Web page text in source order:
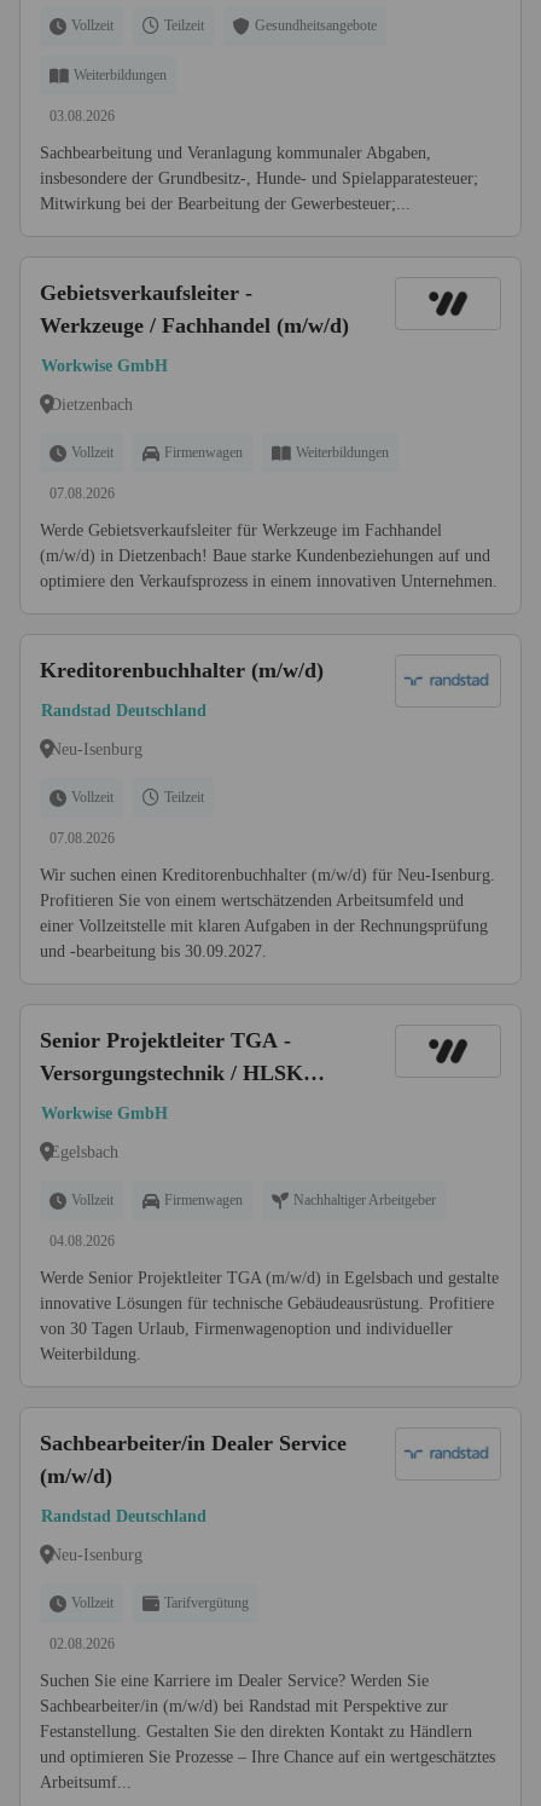
Vollzeit Teilzeit Gesundheitsangebote
Weiterbildungen
03.08.2026
Sachbearbeitung und Veranlagung kommunaler Abgaben,
insbesondere der Grundbesitz-, Hunde- und Spielapparatesteuer;
Mitwirkung bei der Bearbeitung der Gewerbesteuer;...
Gebietsverkaufsleiter -
Werkzeuge / Fachhandel (m/w/d)
Workwise GmbH
Dietzenbach
Vollzeit Firmenwagen Weiterbildungen
07.08.2026
Werde Gebietsverkaufsleiter für Werkzeuge im Fachhandel
(m/w/d) in Dietzenbach! Baue starke Kundenbeziehungen auf und
optimiere den Verkaufsprozess in einem innovativen Unternehmen.
Kreditorenbuchhalter (m/w/d)
Randstad Deutschland
Neu-Isenburg
Vollzeit Teilzeit
07.08.2026
Wir suchen einen Kreditorenbuchhalter (m/w/d) für Neu-Isenburg.
Profitieren Sie von einem wertschätzenden Arbeitsumfeld und
einer Vollzeitstelle mit klaren Aufgaben in der Rechnungsprüfung
und -bearbeitung bis 30.09.2027.
Senior Projektleiter TGA -
Versorgungstechnik / HLSK
(m/w/d)
Workwise GmbH
Egelsbach
Vollzeit Firmenwagen Nachhaltiger Arbeitgeber
04.08.2026
Werde Senior Projektleiter TGA (m/w/d) in Egelsbach und gestalte
innovative Lösungen für technische Gebäudeausrüstung. Profitiere
von 30 Tagen Urlaub, Firmenwagenoption und individueller
Weiterbildung.
Sachbearbeiter/in Dealer Service
(m/w/d)
Randstad Deutschland
Neu-Isenburg
Vollzeit Tarifvergütung
02.08.2026
Suchen Sie eine Karriere im Dealer Service? Werden Sie
Sachbearbeiter/in (m/w/d) bei Randstad mit Perspektive zur
Festanstellung. Gestalten Sie den direkten Kontakt zu Händlern
und optimieren Sie Prozesse – Ihre Chance auf ein wertgeschätztes
Arbeitsumf...